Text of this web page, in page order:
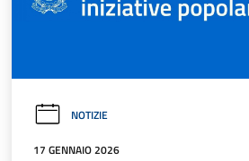
NOTIZIE
17 GENNAIO 2026